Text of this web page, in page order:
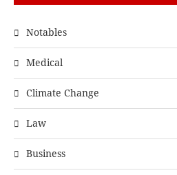
Notables
Medical
Climate Change
Law
Business